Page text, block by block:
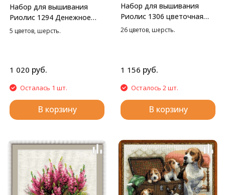
Набор для вышивания
Риолис 1294 Денежное
дерево, 21*30 см
5 цветов, шерсть.
1 020 руб.
Осталась 1 шт.
В корзину
Набор для вышивания
Риолис 1306 цветочная
улица, 26*38 см
26 цветов, шерсть.
1 156 руб.
Осталось 2 шт.
В корзину